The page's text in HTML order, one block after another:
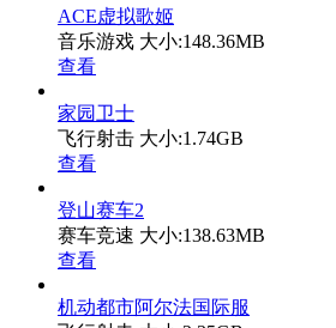
ACE虚拟歌姬
音乐游戏 大小:148.36MB
查看
家园卫士
飞行射击 大小:1.74GB
查看
登山赛车2
赛车竞速 大小:138.63MB
查看
机动都市阿尔法国际服